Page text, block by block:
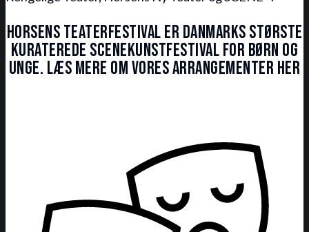
Horsens Teaterfestival er Danmarks største
kuraterede scenekunstfestival for børn og
unge. Læs mere om vores arrangementer her